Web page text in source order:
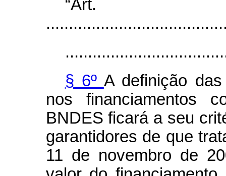
§ 6º A definição
nos financiamentos
BNDES ficará a seu
garantidores de que
11 de novembro de